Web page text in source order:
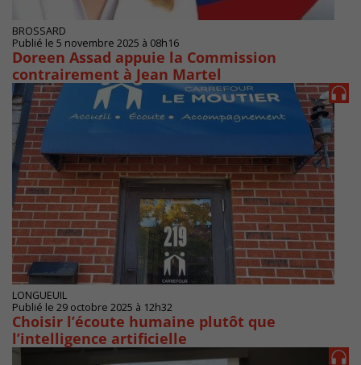
BROSSARD
Publié le 5 novembre 2025 à 08h16
Doreen Assad appuie la Commission
contrairement à Jean Martel
LONGUEUIL
Publié le 29 octobre 2025 à 12h32
Choisir l’écoute humaine plutôt que
l’intelligence artificielle